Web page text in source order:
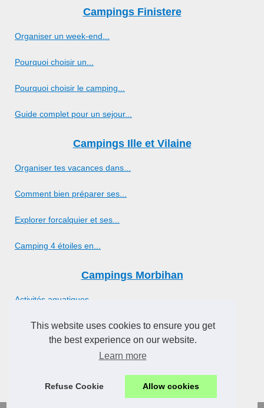
This website uses cookies to ensure you get
the best experience on our website.
Learn more
Refuse Cookie Allow cookies
Campings Finistere
Organiser un week-end...
Pourquoi choisir un...
Pourquoi choisir le camping...
Guide complet pour un sejour...
Campings Ille et Vilaine
Organiser tes vacances dans...
Comment bien préparer ses...
Explorer forcalquier et ses...
Camping 4 étoiles en...
Campings Morbihan
Activités aquatiques...
Camping 4 étoiles saint jean...
Réussir son séjour en...